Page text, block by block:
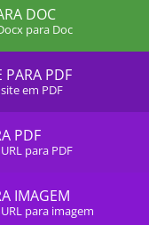
DOC
para Doc
PARA PDF
em PDF
PDF
para PDF
IMAGEM
para imagem